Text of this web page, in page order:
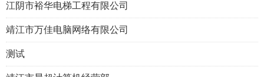
江阴市裕华电梯工程有限公司
靖江市万佳电脑网络有限公司
测试